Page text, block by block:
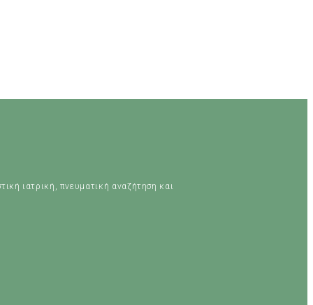
ιατρική, πνευματική αναζήτηση και